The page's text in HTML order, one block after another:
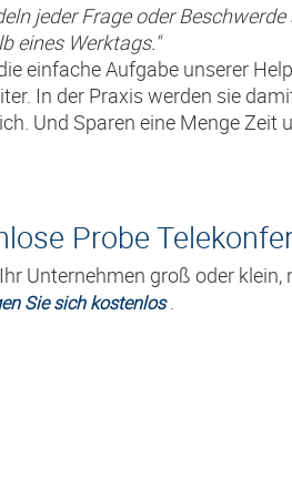
jeder Frage oder
eines Werktags."
einfache Aufgabe unserer
In der Praxis werden sie
Und Sparen eine Menge Zeit
Probe
Unternehmen groß oder
Sie sich kostenlos